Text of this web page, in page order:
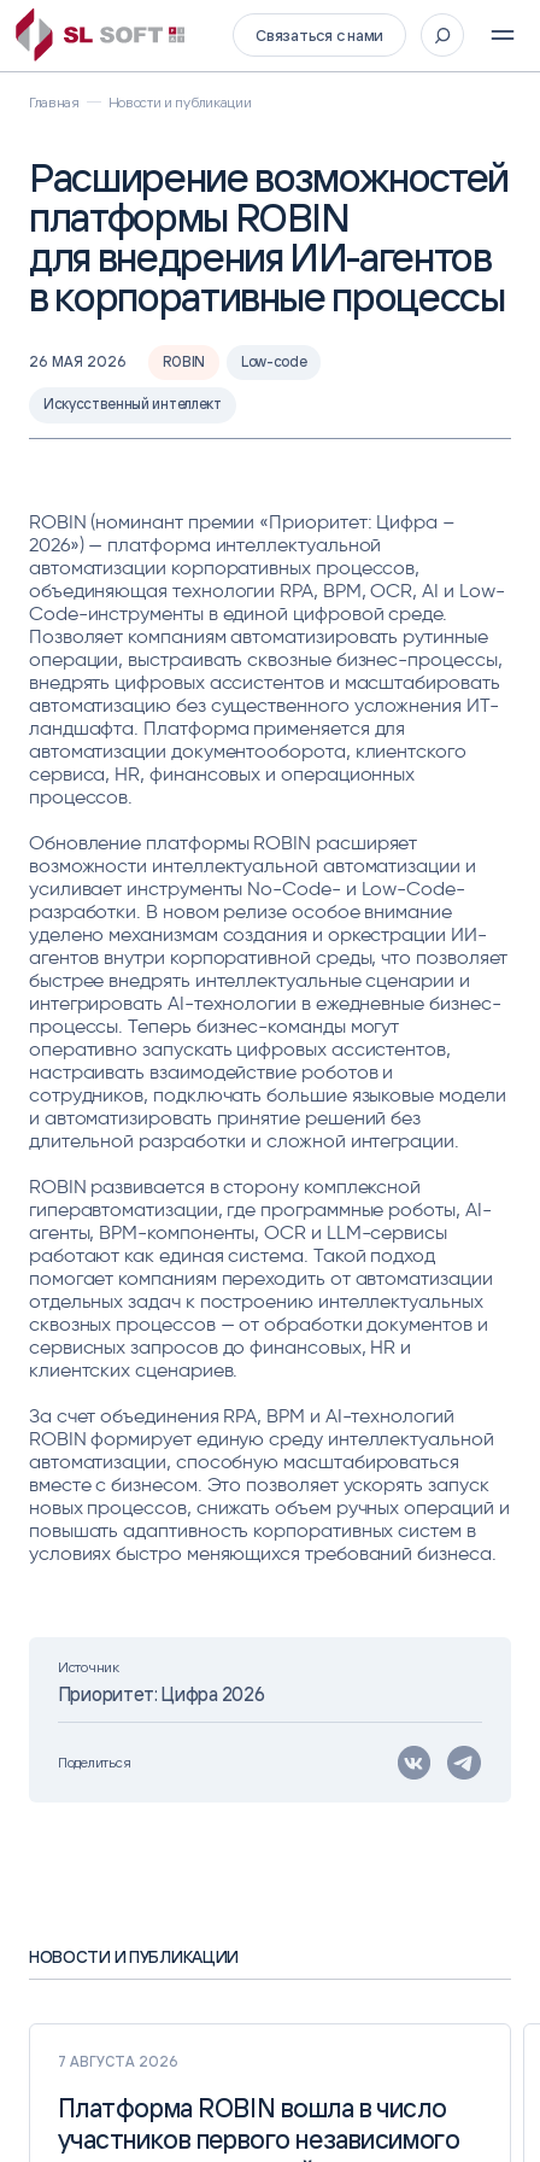
Связаться с нами
Главная Новости и публикации
Расширение возможностей
платформы ROBIN
для внедрения ИИ-агентов
в корпоративные процессы
26 МАЯ 2026 ROBIN Low-code
Искусственный интеллект
Источник
Приоритет: Цифра 2026
Поделиться
ROBIN (номинант премии «Приоритет: Цифра –
2026») — платформа интеллектуальной
автоматизации корпоративных процессов,
объединяющая технологии RPA, BPM, OCR, AI и Low-
Code-инструменты в единой цифровой среде.
Позволяет компаниям автоматизировать рутинные
операции, выстраивать сквозные бизнес-процессы,
внедрять цифровых ассистентов и масштабировать
автоматизацию без существенного усложнения ИТ-
ландшафта. Платформа применяется для
автоматизации документооборота, клиентского
сервиса, HR, финансовых и операционных
процессов.
Обновление платформы ROBIN расширяет
возможности интеллектуальной автоматизации и
усиливает инструменты No-Code- и Low-Code-
разработки. В новом релизе особое внимание
уделено механизмам создания и оркестрации ИИ-
агентов внутри корпоративной среды, что позволяет
быстрее внедрять интеллектуальные сценарии и
интегрировать AI-технологии в ежедневные бизнес-
процессы. Теперь бизнес-команды могут
оперативно запускать цифровых ассистентов,
настраивать взаимодействие роботов и
сотрудников, подключать большие языковые модели
и автоматизировать принятие решений без
длительной разработки и сложной интеграции.
ROBIN развивается в сторону комплексной
гиперавтоматизации, где программные роботы, AI-
агенты, BPM-компоненты, OCR и LLM-сервисы
работают как единая система. Такой подход
помогает компаниям переходить от автоматизации
отдельных задач к построению интеллектуальных
сквозных процессов — от обработки документов и
сервисных запросов до финансовых, HR и
клиентских сценариев.
За счет объединения RPA, BPM и AI-технологий
ROBIN формирует единую среду интеллектуальной
автоматизации, способную масштабироваться
вместе с бизнесом. Это позволяет ускорять запуск
новых процессов, снижать объем ручных операций и
повышать адаптивность корпоративных систем в
условиях быстро меняющихся требований бизнеса.
НОВОСТИ И ПУБЛИКАЦИИ
7 АВГУСТА 2026
Платформа ROBIN вошла в число
участников первого независимого
Платформа ROBIN вошла в число
участников первого независимого